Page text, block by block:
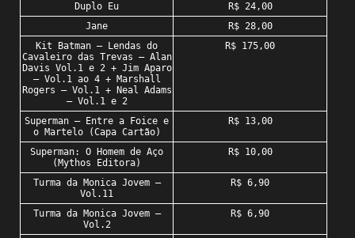
Duplo Eu
R$ 24,00
Jane
R$ 28,00
Kit Batman – Lendas do
Cavaleiro das Trevas – Alan
Davis Vol.1 e 2 + Jim Aparo
– Vol.1 ao 4 + Marshall
Rogers – Vol.1 + Neal Adams
– Vol.1 e 2
R$ 175,00
Superman – Entre a Foice e
o Martelo (Capa Cartão)
R$ 13,00
Superman: O Homem de Aço
(Mythos Editora)
R$ 10,00
Turma da Monica Jovem –
Vol.11
R$ 6,90
Turma da Monica Jovem –
Vol.2
R$ 6,90